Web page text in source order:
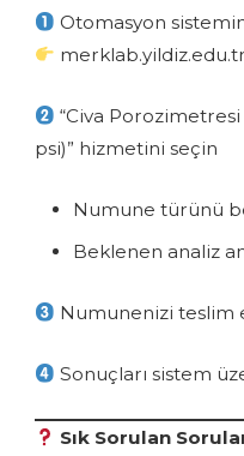
Otomasyon
merklab.yildiz.edu.tr
“Civa Porozimetresi
psi)” hizmetini seçin
Numune türünü
Beklenen analiz
Numunenizi teslim
Sonuçları sistem
Sık Sorulan